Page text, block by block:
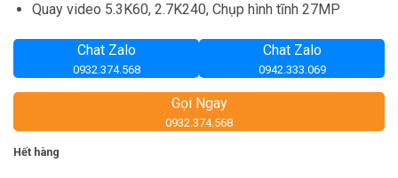
Quay video 5.3K60, 2.7K240, Chụp hình tĩnh 27MP
Chat Zalo
0932.374.568
Chat Zalo
0942.333.069
Gọi Ngay
0932.374.568
Hết hàng